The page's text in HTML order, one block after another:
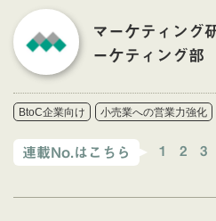
マーケティング
ーケティング部
連載No.はこちら 1 2 3
BtoC企業向け 小売業への営業力強化